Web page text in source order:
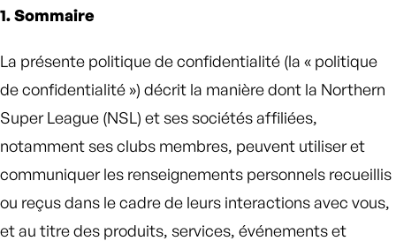
1. Sommaire
La présente politique de confidentialité (la « politique
de confidentialité ») décrit la manière dont la Northern
Super League (NSL) et ses sociétés affiliées,
notamment ses clubs membres, peuvent utiliser et
communiquer les renseignements personnels recueillis
ou reçus dans le cadre de leurs interactions avec vous,
et au titre des produits, services, événements et